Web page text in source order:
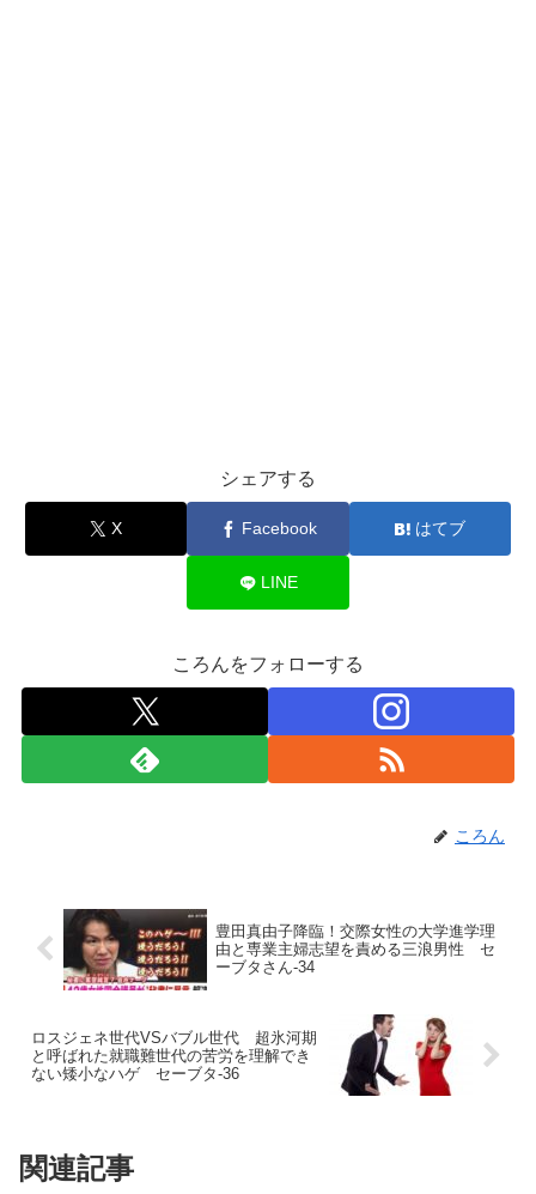
シェアする
X Facebook はてブ
LINE
ころんをフォローする
ころん
豊田真由子降臨！交際女性の大学進学理
由と専業主婦志望を責める三浪男性 セ
ーブタさん-34
ロスジェネ世代VSバブル世代 超氷河期
と呼ばれた就職難世代の苦労を理解でき
ない矮小なハゲ セーブタ-36
関連記事